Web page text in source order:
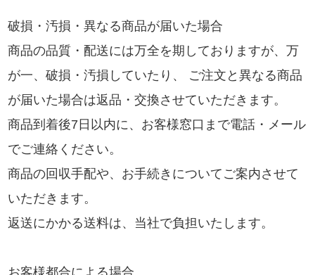
破損・汚損・異なる商品が届いた場合
商品の品質・配送には万全を期しておりますが、万
が一、破損・汚損していたり、 ご注文と異なる商品
が届いた場合は返品・交換させていただきます。
商品到着後7日以内に、お客様窓口まで電話・メール
でご連絡ください。
商品の回収手配や、お手続きについてご案内させて
いただきます。
返送にかかる送料は、当社で負担いたします。